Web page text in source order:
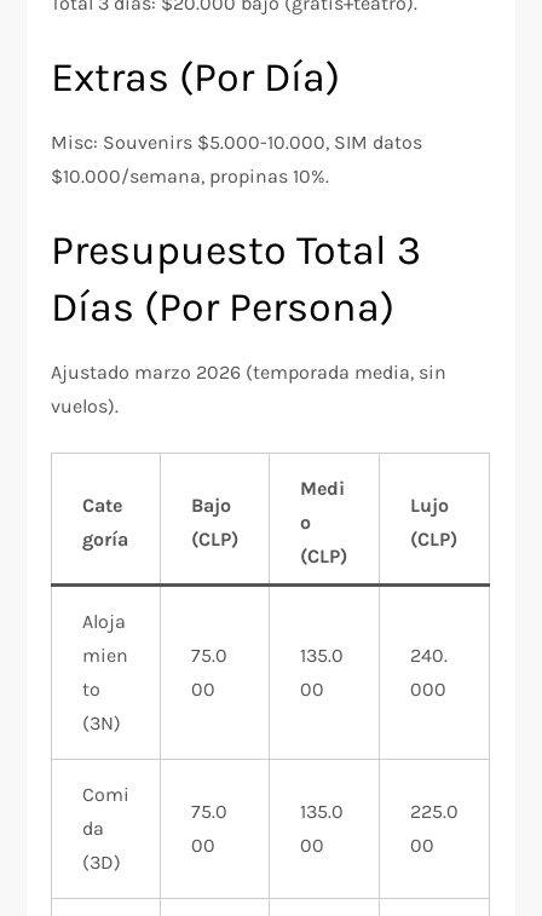
Extras (Por Día)
Misc: Souvenirs $5.000-10.000, SIM datos
$10.000/semana, propinas 10%.
Presupuesto Total 3
Días (Por Persona)
Ajustado marzo 2026 (temporada media, sin
vuelos).
Cate
goría
Bajo
(CLP)
Medi
o
(CLP)
Lujo
(CLP)
Aloja
mien
to
(3N)
75.0
00
135.0
00
240.
000
Comi
da
(3D)
75.0
00
135.0
00
225.0
00